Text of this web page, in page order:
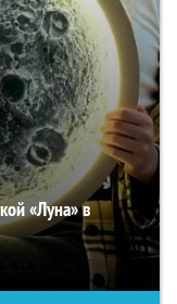
«Луна» в